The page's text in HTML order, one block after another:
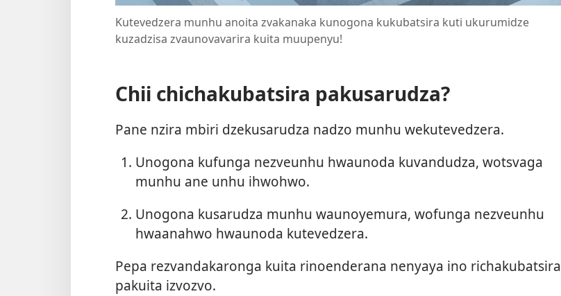
Kutevedzera munhu anoita zvakanaka kunogona kukubatsira kuti ukurumidze
kuzadzisa zvaunovavarira kuita muupenyu!
Chii chichakubatsira pakusarudza?
Pane nzira mbiri dzekusarudza nadzo munhu wekutevedzera.
Unogona kufunga nezveunhu hwaunoda kuvandudza, wotsvaga
munhu ane unhu ihwohwo.
Unogona kusarudza munhu waunoyemura, wofunga nezveunhu
hwaanahwo hwaunoda kutevedzera.
Pepa rezvandakaronga kuita rinoenderana nenyaya ino richakubatsira
pakuita izvozvo.